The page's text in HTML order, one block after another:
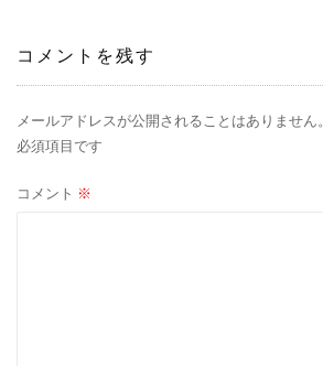
ー
シ
コメントを残す
メールアドレスが公開されることはありません。
必須項目です
コメント ※